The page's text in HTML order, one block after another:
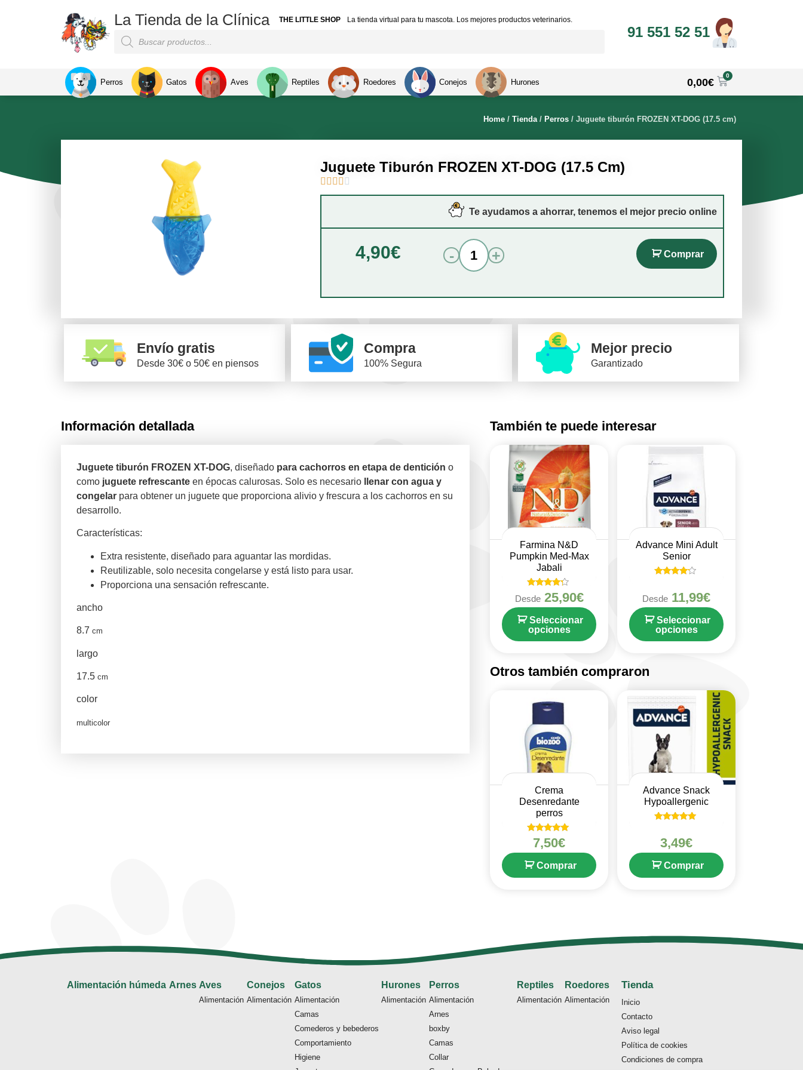
La Tienda de la Clínica THE LITTLE SHOP La tienda virtual para tu mascota. Los mejores productos veterinarios.
91 551 52 51
Perros Gatos Aves Reptiles Roedores Conejos Hurones 0,00€
0
Home / Tienda/ Perros / Juguete tiburón FROZEN XT-DOG (17.5 cm)
Juguete Tiburón FROZEN XT-DOG (17.5 Cm)
    
Te ayudamos a ahorrar, tenemos el mejor precio online
4,90€ - + Comprar
Envío gratis
Desde 30€ o 50€ en piensos
Compra
100% Segura
Mejor precio
Garantizado
Información detallada
Juguete tiburón FROZEN XT-DOG, diseñado para cachorros en etapa de dentición o
como juguete refrescante en épocas calurosas. Solo es necesario
llenar con agua y
congelar para obtener un juguete que proporciona alivio y frescura a los cachorros en su
desarrollo.
Características:
Extra resistente, diseñado para aguantar las mordidas.
Reutilizable, solo necesita congelarse y está listo para usar.
Proporciona una sensación refrescante.
ancho
8.7 cm
largo
17.5 cm
color
multicolor
También te puede interesar
Farmina N&D
Pumpkin Med-Max
Jabali
Valorado
en
4
de 5
Desde 25,90€
Seleccionar
opciones
Advance Mini Adult
Senior
4
de 5
Desde 11,99€
Seleccionar
opciones
Otros también compraron
Crema
Desenredante
perros
Valorado en
5
de 5
7,50€
Comprar
Advance Snack
Hypoallergenic
de 5
3,49€
Comprar
Alimentación húmeda Arnes Aves
Alimentación
Conejos
Alimentación
Gatos
Alimentación
Camas
Comederos y bebederos
Comportamiento
Higiene
Hurones
Alimentación
Perros
Alimentación
Arnes
boxby
Camas
Collar
Reptiles
Alimentación
Roedores
Alimentación
Tienda
Inicio
Contacto
Aviso legal
Política de cookies
Condiciones de compra